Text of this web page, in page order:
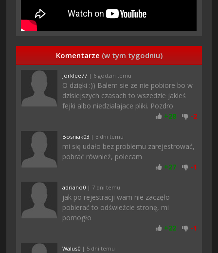
Komentarze (w tym tygodniu)
Jorklee77 | 6 godzin temu
O dzięki :)) Balem sie ze nie pobiore bo w
dzisiejszych czasach to wszedzie jakieś
fejki albo niedzialajace pliki. Pozdro
+28 -2
Bosniak03 | 3 dni temu
mi się udało bez problemu zarejestrować,
pobrać również, polecam
+27 -1
adriano0 | 7 dni temu
jak po rejestracji wam nie zaczęło
pobierać to odświeżcie stronę, mi
pomogło
+22 -1
Walus0 | 5 dni temu